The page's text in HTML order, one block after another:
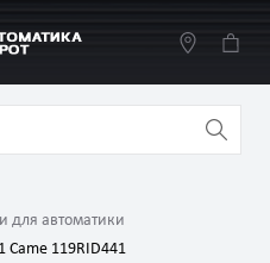
для автоматики
Came 119RID441